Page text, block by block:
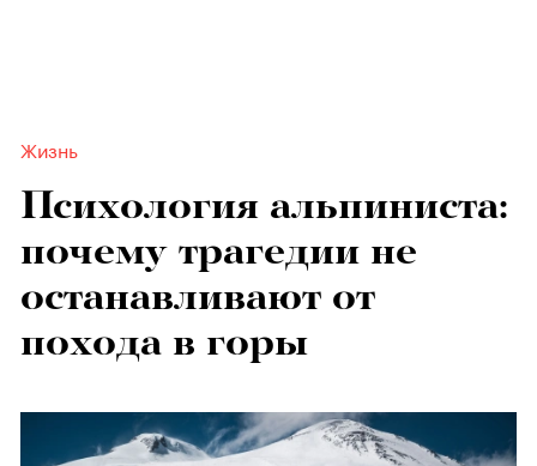
Жизнь
Психология альпиниста:
почему трагедии не
останавливают от
похода в горы